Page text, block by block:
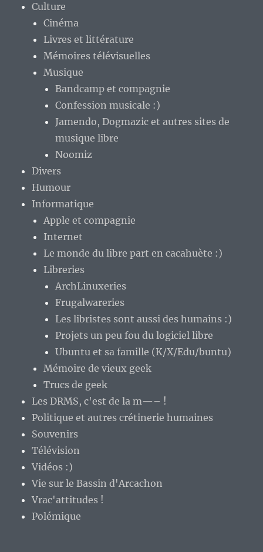
Culture
Cinéma
Livres et littérature
Mémoires télévisuelles
Musique
Bandcamp et compagnie
Confession musicale :)
Jamendo, Dogmazic et autres sites de
musique libre
Noomiz
Divers
Humour
Informatique
Apple et compagnie
Internet
Le monde du libre part en cacahuète :)
Libreries
ArchLinuxeries
Frugalwareries
Les libristes sont aussi des humains :)
Projets un peu fou du logiciel libre
Ubuntu et sa famille (K/X/Edu/buntu)
Mémoire de vieux geek
Trucs de geek
Les DRMS, c'est de la m—– !
Politique et autres crétinerie humaines
Souvenirs
Télévision
Vidéos :)
Vie sur le Bassin d'Arcachon
Vrac'attitudes !
Polémique